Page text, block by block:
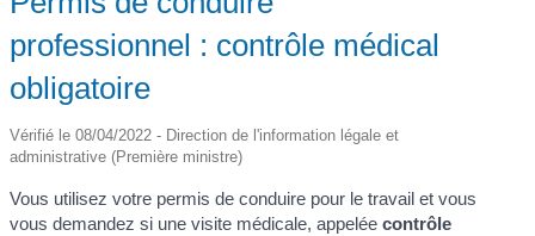
professionnel : contrôle médical
obligatoire
Vérifié le 08/04/2022 - Direction de l'information légale et
administrative (Première ministre)
Vous utilisez votre permis de conduire pour le travail et vous
vous demandez si une visite médicale, appeléecontrôle